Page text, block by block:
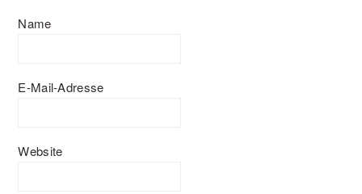
Name
E-Mail-Adresse
Website